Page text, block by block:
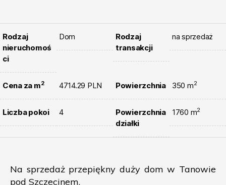
Rodzaj
nieruchomoś
ci
Dom
Rodzaj
transakcji
na sprzedaż
Cena za m2 4714.29 PLN Powierzchnia 350 m2
Liczba pokoi 4
Powierzchnia
działki
1760 m2
Na sprzedaż przepiękny duży dom w Tanowie
pod Szczecinem.